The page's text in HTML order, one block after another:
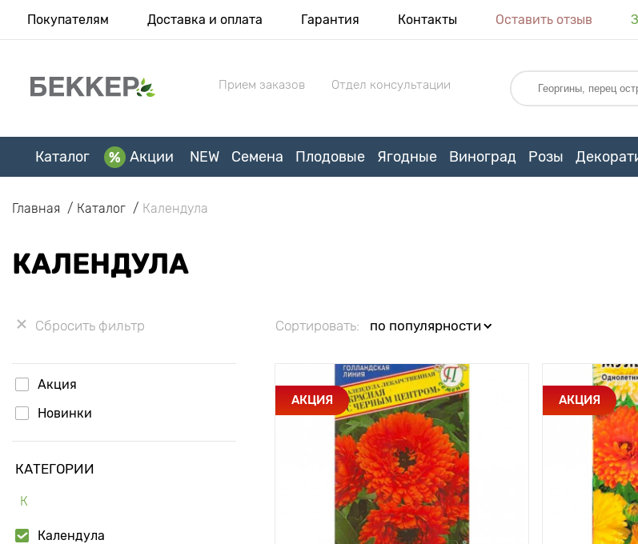
Покупателям Доставка и оплата Гарантия Контакты Оставить отзыв
Прием заказов Отдел консультации
Каталог Акции NEW Семена Плодовые Ягодные Виноград Розы
Главная Каталог Календула
КАЛЕНДУЛА
Сбросить фильтр
Акция
Новинки
КАТЕГОРИИ
К
Календула
Сортировать: по популярности
АКЦИЯ
Особенности
Яркое пятно в
Вашем саду!
Высота растения 50 - 60 см
Растояние между
растениями
20 - 30 см
Местоположение солнечное место
АКЦИЯ
Особенности
Высота
Растояние
растениями